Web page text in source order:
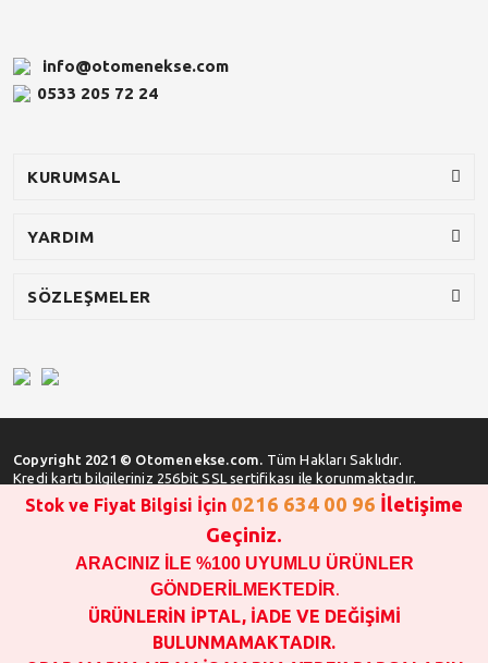
info@otomenekse.com
0533 205 72 24
KURUMSAL
YARDIM
SÖZLEŞMELER
Copyright 2021 © Otomenekse.com. Tüm Hakları Saklıdır.
Kredi kartı bilgileriniz 256bit SSL sertifikası ile korunmaktadır.
SATIN ALMA İŞLEMİ YAPMADAN ÖNCE
STOK VE FİYAT BİLGİSİ ALINIZ !!!
1000 TL VE ÜSTÜ SİPARİŞ VERİLEBİLİR!!!
OPAR MARKA VE MAİS MARKA YEDEK PARÇALARIN
GARANTİSİ YOKTUR!!!!!!!!!!!
Stok ve Fiyat Bilgisi İçin 0216 634 00 96 İletişime
Geçiniz.
ARACINIZ İLE %100 UYUMLU ÜRÜNLER
GÖNDERİLMEKTEDİR.
ÜRÜNLERİN İPTAL, İADE VE DEĞİŞİMİ
BULUNMAMAKTADIR.